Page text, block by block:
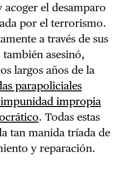
el desamparo
por el terrorismo.
a través de sus
asesinó,
largos años de la
parapoliciales
impropia
. Todas estas
tan manida tríada de
y reparación.